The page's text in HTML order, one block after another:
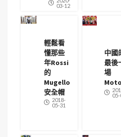
03-12
輕鬆看
懂那些
年Rossi
的
Mugello
安全帽
2018-
05-31
中國
最後
場